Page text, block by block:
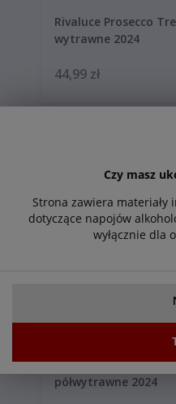
Czy masz
Strona zawiera
dotyczące napojów
wyłącznie dla
Rivaluce Prosecco Treviso
wytrawne 2024
44,99 zł
Rivaluce Prosecco
półwytrawne 2024